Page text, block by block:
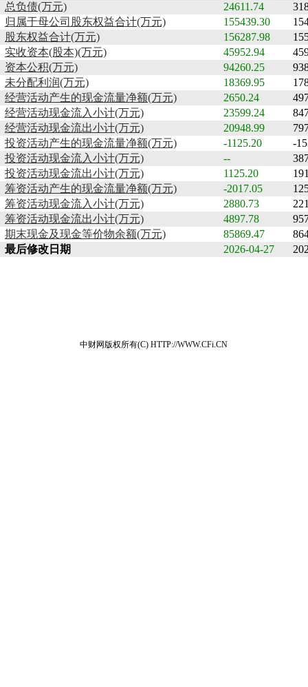
总负债(万元)
24611.74
归属于母公司股东权益合计(万元)
155439.30
股东权益合计(万元)
156287.98
实收资本(股本)(万元)
45952.94
资本公积(万元)
94260.25
未分配利润(万元)
18369.95
经营活动产生的现金流量净额(万元)
2650.24
经营活动现金流入小计(万元)
23599.24
经营活动现金流出小计(万元)
20948.99
投资活动产生的现金流量净额(万元)
-1125.20
-
投资活动现金流入小计(万元)
--
投资活动现金流出小计(万元)
1125.20
筹资活动产生的现金流量净额(万元)
-2017.05
筹资活动现金流入小计(万元)
2880.73
筹资活动现金流出小计(万元)
4897.78
期末现金及现金等价物余额(万元)
85869.47
最后修改日期
2026-04-27
中财网版权所有(C) HTTP://WWW.CFi.CN